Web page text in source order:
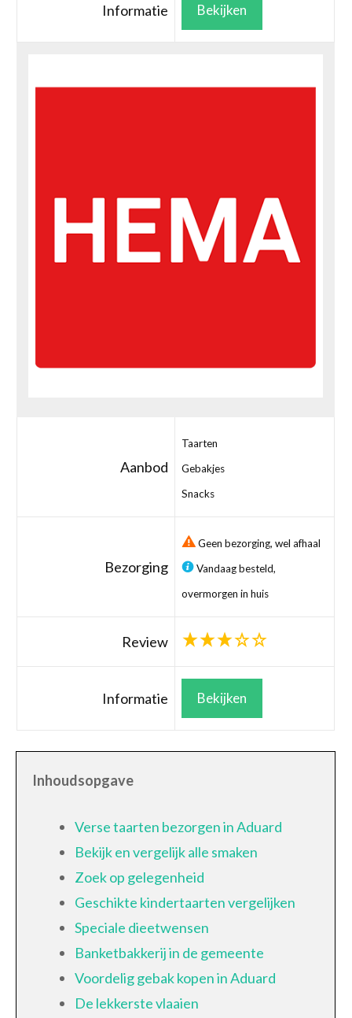
Informatie Bekijken
Aanbod
Taarten
Gebakjes
Snacks
Bezorging
Geen bezorging, wel afhaal
Vandaag besteld,
overmorgen in huis
Review
Informatie Bekijken
Inhoudsopgave
Verse taarten bezorgen in Aduard
Bekijk en vergelijk alle smaken
Zoek op gelegenheid
Geschikte kindertaarten vergelijken
Speciale dieetwensen
Banketbakkerij in de gemeente
Voordelig gebak kopen in Aduard
De lekkerste vlaaien